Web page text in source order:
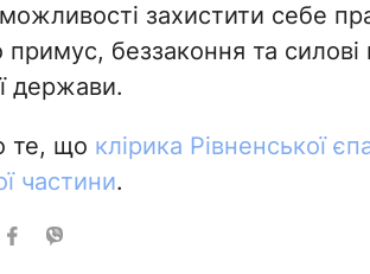
захистити себе
примус, беззаконня та
держави.
те, що клірикa Рівненської
частини.